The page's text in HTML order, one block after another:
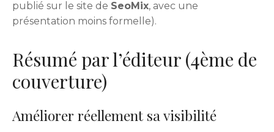
publié sur le site de SeoMix, avec une
présentation moins formelle).
Résumé par l’éditeur (4ème de
couverture)
Améliorer réellement sa visibilité